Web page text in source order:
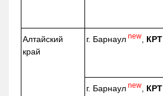
Алтайский
край
г. Барнаул new КРТ
г. Барнаул new КРТ